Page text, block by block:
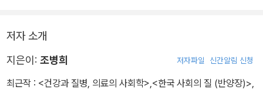
저자 소개
지은이: 조병희 저자파일 신간알림 신청
최근작 : <건강과 질병, 의료의 사회학>,<한국 사회의 질 (반양장)>,